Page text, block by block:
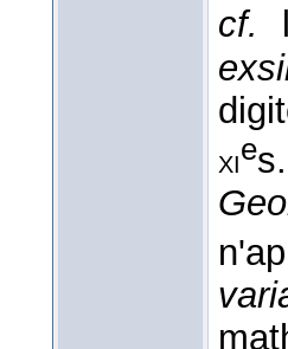
cf.
xie